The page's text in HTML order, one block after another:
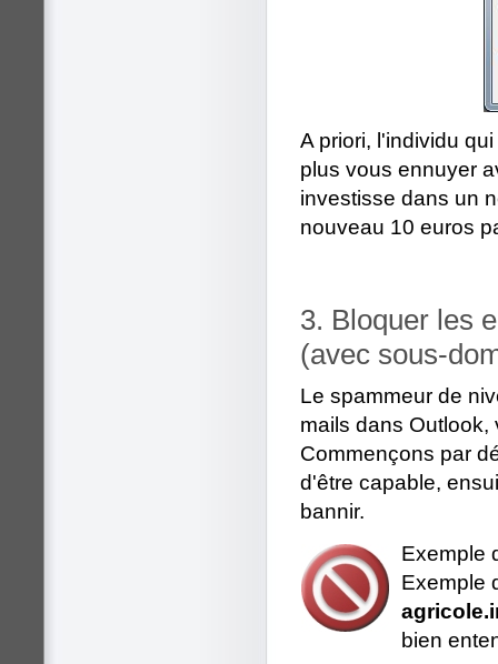
A priori, l'individu
plus vous ennuyer
investisse dans un
nouveau 10 euros
3. Bloquer les
(avec sous-
Le spammeur de
mails dans Outlook,
Commençons par
d'être capable,
bannir.
Exemple
Exemple
bien